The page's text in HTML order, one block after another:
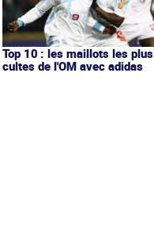
Top 10 : les maillots les plus
cultes de l'OM avec adidas